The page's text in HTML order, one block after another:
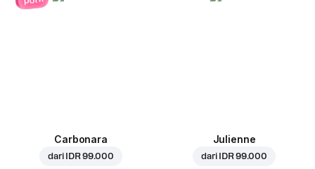
Carbonara
dari IDR 99.000
Julienne
dari IDR 99.000